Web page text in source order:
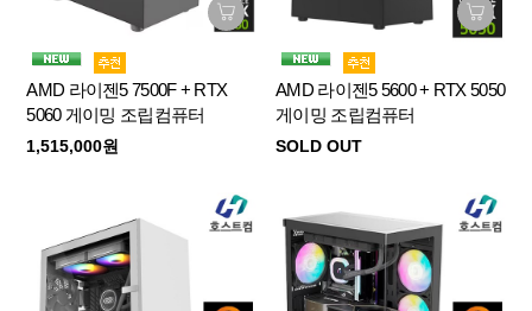
AMD 라이젠5 7500F + RTX
5060 게이밍 조립컴퓨터
1,515,000원
AMD 라이젠5 5600 + RTX 5050
게이밍 조립컴퓨터
SOLD OUT